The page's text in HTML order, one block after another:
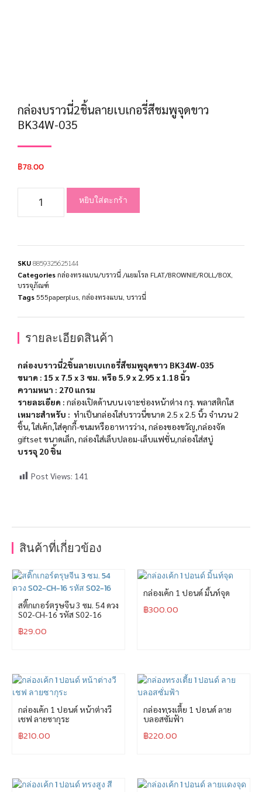
กล่องบราวนี่2ชิ้นลายเบเกอรี่สีชมพูจุดขาว
BK34W-035
฿78.00
หยิบใส่ตะกร้า
SKU8859325625144
Categoriesกล่องทรงแบน/บราวนี่ /แยมโรล FLAT/BROWNIE/ROLL/BOX
บรรจุภัณฑ์
Tags555paperplus กล่องทรงแบน บราวนี่
รายละเอียดสินค้า
กล่องบราวนี่2ชิ้นลายเบเกอรี่สีชมพูจุดขาว BK34W-035
ขนาด : 15 x 7.5 x 3 ซม. หรือ 5.9 x 2.95 x 1.18 นิ้ว
ความหนา : 270 แกรม
รายละเอียด : กล่องเปิดด้านบน เจาะช่องหน้าต่าง กรุ. พลาสติกใส
เหมาะสำหรับ : ทำเป็นกล่องใส่บราวนี่ขนาด 2.5 x 2.5 นิ้ว จำนวน 2
ชิ้น, ใส่เค้ก,ใส่คุกกี้-ขนมหรืออาหารว่าง, กล่องของขวัญ,กล่องจัด
giftset ขนาดเล็ก, กล่องใส่เล็บปลอม-เล็บแฟชั่น,กล่องใส่สบู่
บรรจุ 20 ชิ้น
Post Views: 141
สินค้าที่เกี่ยวข้อง
สติ๊กเกอร์ตรุษจีน 3 ซม. 54 ดวง
S02-CH-16 รหัส S02-16
฿29.00
กล่องเค้ก 1 ปอนด์ มิ้นท์จุด
฿300.00
กล่องเค้ก 1 ปอนด์ หน้าต่างวี
เชฟ ลายซากุระ
฿210.00
กล่องทรงเตี้ย 1 ปอนด์ ลาย
บลอสซั่มฟ้า
฿220.00